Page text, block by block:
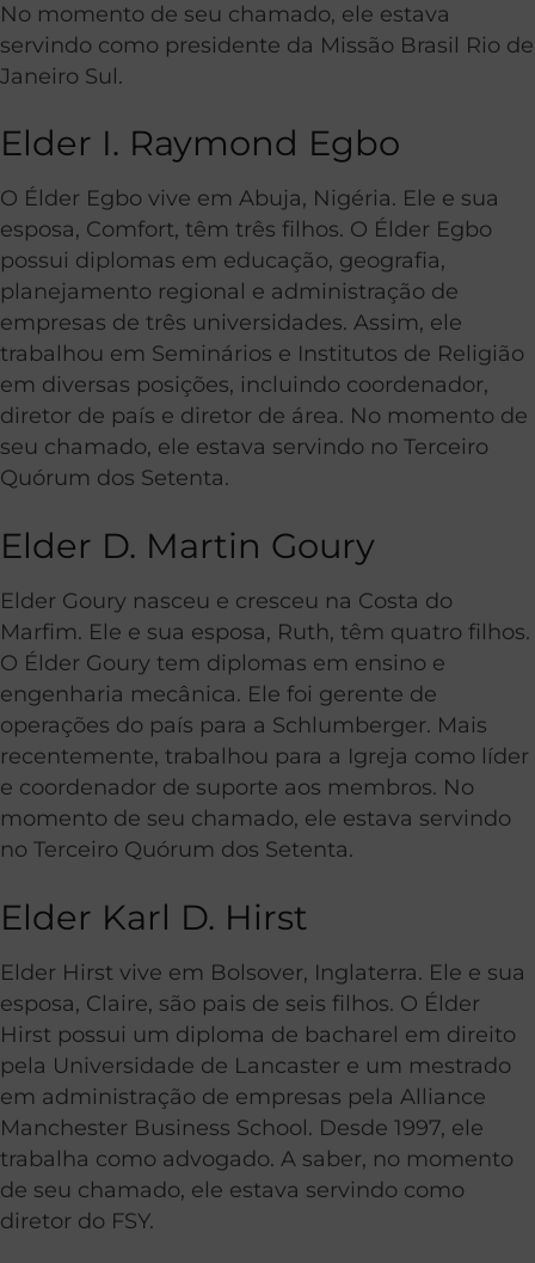
No momento de seu chamado, ele estava
servindo como presidente da Missão Brasil Rio de
Janeiro Sul.
Elder I. Raymond Egbo
O Élder Egbo vive em Abuja, Nigéria. Ele e sua
esposa, Comfort, têm três filhos. O Élder Egbo
possui diplomas em educação, geografia,
planejamento regional e administração de
empresas de três universidades. Assim, ele
trabalhou em Seminários e Institutos de Religião
em diversas posições, incluindo coordenador,
diretor de país e diretor de área. No momento de
seu chamado, ele estava servindo no Terceiro
Quórum dos Setenta.
Elder D. Martin Goury
Elder Goury nasceu e cresceu na Costa do
Marfim. Ele e sua esposa, Ruth, têm quatro filhos.
O Élder Goury tem diplomas em ensino e
engenharia mecânica. Ele foi gerente de
operações do país para a Schlumberger. Mais
recentemente, trabalhou para a Igreja como líder
e coordenador de suporte aos membros. No
momento de seu chamado, ele estava servindo
no Terceiro Quórum dos Setenta.
Elder Karl D. Hirst
Elder Hirst vive em Bolsover, Inglaterra. Ele e sua
esposa, Claire, são pais de seis filhos. O Élder
Hirst possui um diploma de bacharel em direito
pela Universidade de Lancaster e um mestrado
em administração de empresas pela Alliance
Manchester Business School. Desde 1997, ele
trabalha como advogado. A saber, no momento
de seu chamado, ele estava servindo como
diretor do FSY.